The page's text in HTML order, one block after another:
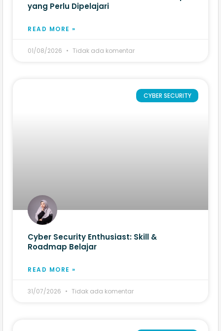
yang Perlu Dipelajari
READ MORE »
01/08/2026 Tidak ada komentar
CYBER SECURITY
Cyber Security Enthusiast: Skill &
Roadmap Belajar
READ MORE »
31/07/2026 Tidak ada komentar